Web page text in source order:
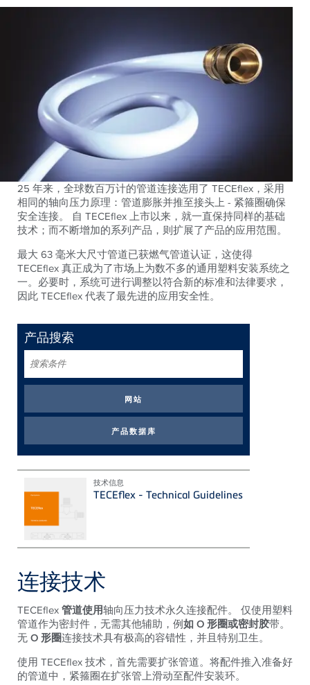
25 年来，全球数百万计的管道连接选用了 TECEflex，采用
相同的轴向压力原理：管道膨胀并推至接头上 - 紧箍圈确保
安全连接。 自 TECEflex 上市以来，就一直保持同样的基础
技术；而不断增加的系列产品，则扩展了产品的应用范围。
最大 63 毫米大尺寸管道已获燃气管道认证，这使得
TECEflex 真正成为了市场上为数不多的通用塑料安装系统之
一。必要时，系统可进行调整以符合新的标准和法律要求，
因此 TECEflex 代表了最先进的应用安全性。
产品搜索
搜
索
条
技术信息
TECEflex - Technical Guidelines
连接技术
TECEflex管道使用轴向压力技术永久连接配件。 仅使用塑料
管道作为密封件，无需其他辅助，例如 O 形圈或密封胶带。
无O 形圈连接技术具有极高的容错性，并且特别卫生。
使用 TECEflex 技术，首先需要扩张管道。将配件推入准备好
的管道中，紧箍圈在扩张管上滑动至配件安装环。